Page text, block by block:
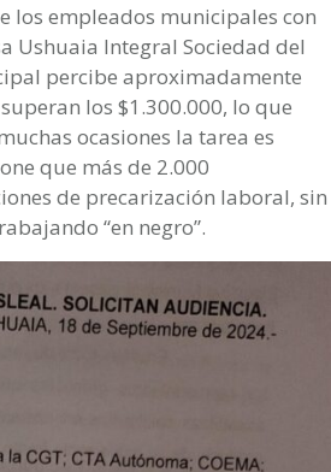
los empleados municipales con
Ushuaia Integral Sociedad del
percibe aproximadamente
los $1.300.000, lo que
ocasiones la tarea es
que más de 2.000
de precarización laboral, sin
“en negro”.